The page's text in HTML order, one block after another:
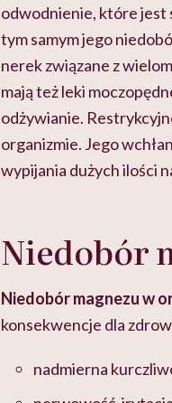
odwodnienie, które jest
tym samym jego
nerek związane z
mają też leki
odżywianie.
organizmie. Jego
wypijania dużych ilości
Niedobór
Niedobór magnezu w
konsekwencje dla
nadmierna